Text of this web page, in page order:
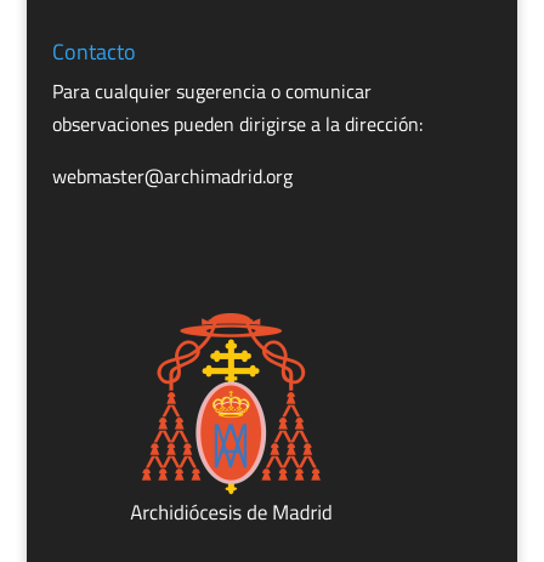
Contacto
Para cualquier sugerencia o comunicar
observaciones pueden dirigirse a la dirección:
webmaster@archimadrid.org